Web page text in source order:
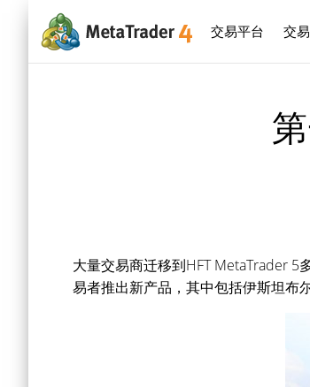
交易平台 交
大量交易商迁移到HFT MetaTrader
易者推出新产品，其中包括伊斯坦布